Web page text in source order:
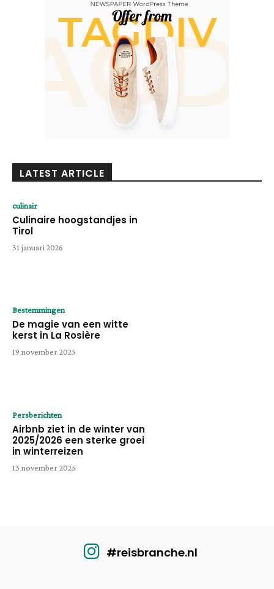
LATEST ARTICLE
culinair
Culinaire hoogstandjes in
Tirol
31 januari 2026
Bestemmingen
De magie van een witte
kerst in La Rosière
19 november 2025
Persberichten
Airbnb ziet in de winter van
2025/2026 een sterke groei
in winterreizen
13 november 2025
#reisbranche.nl